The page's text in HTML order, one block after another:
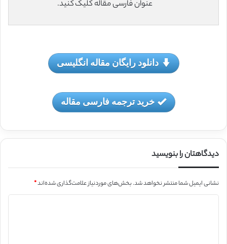
عنوان فارسی مقاله کلیک کنید.
دانلود رایگان مقاله انگلیسی
خرید ترجمه فارسی مقاله
دیدگاهتان را بنویسید
نشانی ایمیل شما منتشر نخواهد شد.بخش‌های موردنیاز علامت‌گذاری شده‌اند*